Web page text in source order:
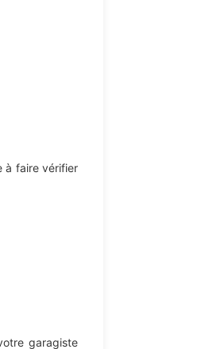
à faire vérifier
garagiste